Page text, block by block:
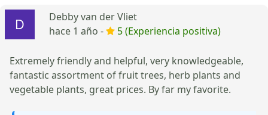
Debby van der Vliet
hace 1 año -
5 (Experiencia positiva)
Extremely friendly and helpful, very knowledgeable,
fantastic assortment of fruit trees, herb plants and
vegetable plants, great prices. By far my favorite.